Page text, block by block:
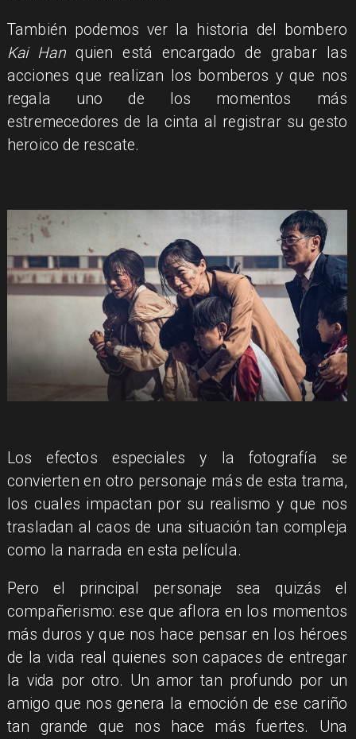
También podemos ver la historia del bombero
Kai Hanquien está encargado de grabar las
acciones que realizan los bomberos y que nos
regala uno de los momentos más
estremecedores de la cinta al registrar su gesto
heroico de rescate.
Los efectos especiales y la fotografía se
convierten en otro personaje más de esta trama,
los cuales impactan por su realismo y que nos
trasladan al caos de una situación tan compleja
como la narrada en esta película.
Pero el principal personaje sea quizás el
compañerismo: ese que aflora en los momentos
más duros y que nos hace pensar en los héroes
de la vida real quienes son capaces de entregar
la vida por otro. Un amor tan profundo por un
amigo que nos genera la emoción de ese cariño
tan grande que nos hace más fuertes. Una